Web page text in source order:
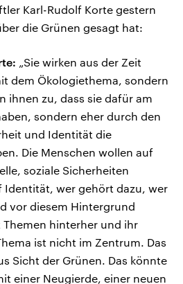
Karl-Rudolf Korte gestern
die Grünen gesagt hat:
„Sie wirken aus der Zeit
dem Ökologiethema, sondern
ihnen zu, dass sie dafür am
sondern eher durch den
und Identität die
Die Menschen wollen auf
soziale Sicherheiten
Identität, wer gehört dazu, wer
vor diesem Hintergrund
hinterher und ihr
ist nicht im Zentrum. Das
Sicht der Grünen. Das könnte
einer Neugierde, einer neuen